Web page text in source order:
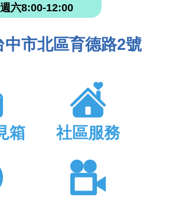
週六8:00-12:00
中市北區育德路2號
箱 社區服務